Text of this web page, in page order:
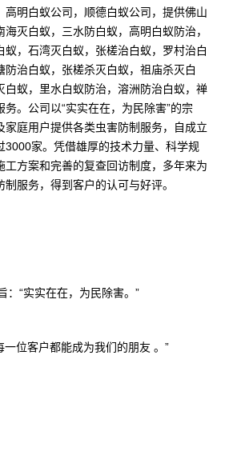
高明白蚁公司，顺德白蚁公司，提供佛山
灭白蚁，三水防白蚁，高明白蚁防治，
蚁，石湾灭白蚁，张槎治白蚁，罗村治白
防治白蚁，张槎杀灭白蚁，祖庙杀灭白
白蚁，里水白蚁防治，溶洲防治白蚁，禅
。公司以“实实在在，为民除害”的宗
家庭用户提供各类虫害防制服务，自成立
3000家。凭借雄厚的技术力量、科学规
工方案和完善的复查回访制度，多年来为
服务，得到客户的认可与好评。
： “实实在在，为民除害。”
一位客户都能成为我们的朋友 。”